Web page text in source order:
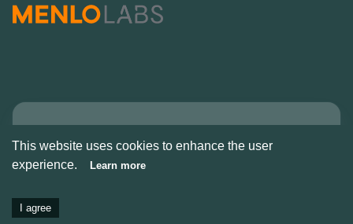
This website uses cookies to enhance the user
experience.
Learn more
I agree
Copyright © Alcove
2026